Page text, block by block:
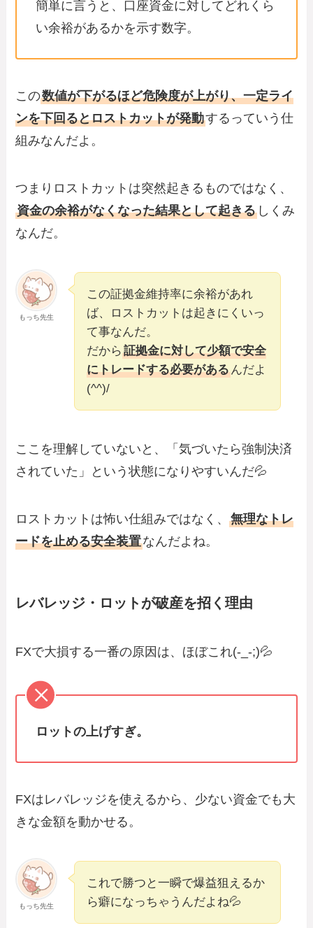
簡単に言うと、口座資金に対してどれくら
い余裕があるかを示す数字。
この数値が下がるほど危険度が上がり、一定ライ
ンを下回るとロストカットが発動するっていう仕
組みなんだよ。
つまりロストカットは突然起きるものではなく、
資金の余裕がなくなった結果として起きる しくみ
なんだ。
もっち先生
この証拠金維持率に余裕があれ
ば、ロストカットは起きにくいっ
て事なんだ。
だから証拠金に対して少額で安全
にトレードする必要があるんだよ
(^^)/
ここを理解していないと、「気づいたら強制決済
されていた」という状態になりやすいんだ💦
ロストカットは怖い仕組みではなく、無理なトレ
ードを止める安全装置なんだよね。
レバレッジ・ロットが破産を招く理由
FXで大損する一番の原因は、ほぼこれ(-_-;)💦
ロットの上げすぎ。
FXはレバレッジを使えるから、少ない資金でも大
きな金額を動かせる。
もっち先生
これで勝つと一瞬で爆益狙えるか
ら癖になっちゃうんだよね💦